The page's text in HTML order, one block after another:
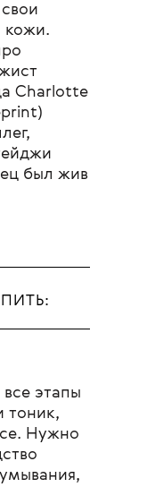
кожи.
Charlotte
был жив
этапы
тоник,
Нужно